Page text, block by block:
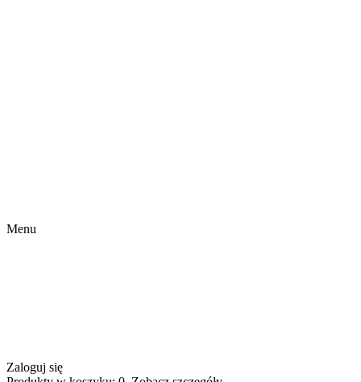
Menu
Zaloguj się